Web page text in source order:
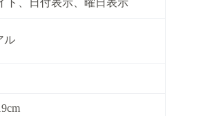
ト、日付表示、曜日表示
ル